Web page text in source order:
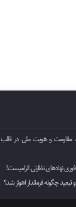
مقاومت و هویت ملی در قالب
نهادهای نظارتی الزامیست!
چگونه فرماندار اهواز شد؟